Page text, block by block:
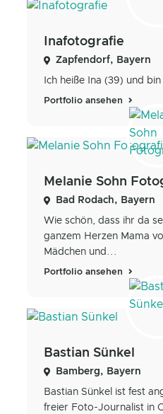
Inafotografie
Zapfendorf, Bayern
Ich heiße Ina (39) und
Portfolio ansehen
Melanie Sohn
Bad Rodach, Bayern
Wie schön, dass ihr da
ganzem Herzen Mama
Mädchen und...
Portfolio ansehen
Bastian Sünkel
Bamberg, Bayern
Bastian Sünkel ist fest
freier Foto-Journalist in